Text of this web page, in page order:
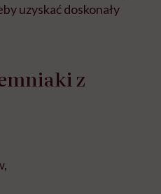
uzyskać doskonały
z